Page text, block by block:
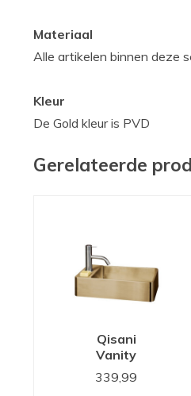
Materiaal
Alle artikelen binnen deze
Kleur
De Gold kleur is PVD
Gerelateerde
Qisani
Vanity
fontein
Gold /
339,99